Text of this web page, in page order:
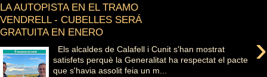
LA AUTOPISTA EN EL TRAMO
VENDRELL - CUBELLES SERÁ
GRATUITA EN ENERO
›
Els alcaldes de Calafell i Cunit s'han mostrat
satisfets perquè la Generalitat ha respectat el pacte
que s'havia assolit feia un m...